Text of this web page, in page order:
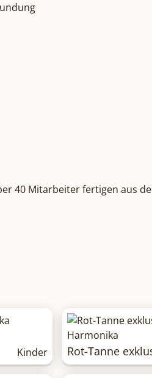
40 Mitarbeiter fertigen aus
Kinder Rot-Tanne